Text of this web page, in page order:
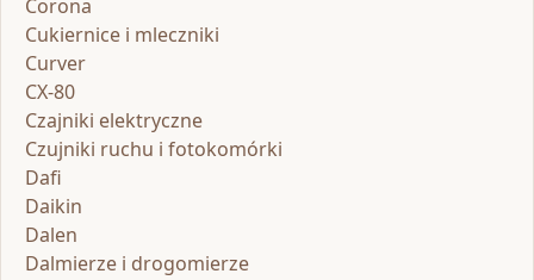
Corona
Cukiernice i mleczniki
Curver
CX-80
Czajniki elektryczne
Czujniki ruchu i fotokomórki
Dafi
Daikin
Dalen
Dalmierze i drogomierze